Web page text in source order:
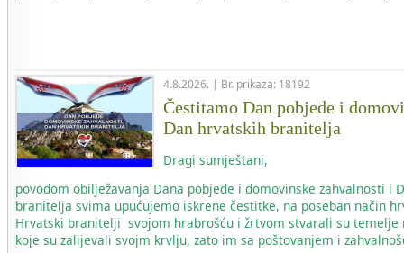
4.8.2026. | Br. prikaza: 18192
Čestitamo Dan pobjede i
Dan hrvatskih branitelja
Dragi sumještani,
povodom obilježavanja Dana pobjede i domovinske zahvalnosti i
branitelja svima upućujemo iskrene čestitke, na poseban način
Hrvatski branitelji svojom hrabrošću i žrtvom stvarali su temelje
koje su zalijevali svojm krvlju, zato im sa poštovanjem i